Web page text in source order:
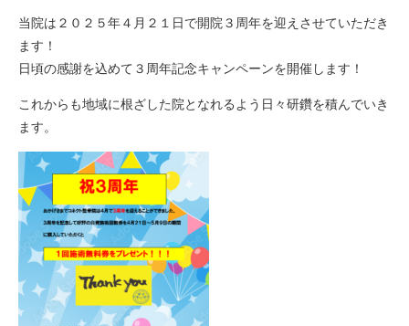
当院は２０２５年４月２１日で開院３周年を迎えさせていただき
ます！
日頃の感謝を込めて３周年記念キャンペーンを開催します！
これからも地域に根ざした院となれるよう日々研鑽を積んでいき
ます。